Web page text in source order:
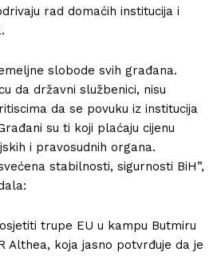
rad domaćih institucija i
slobode svih građana.
da državni službenici, nisu
da se povuku iz institucija
su ti koji plaćaju cijenu
i pravosudnih organa.
stabilnosti, sigurnosti BiH”,
trupe EU u kampu Butmiru
Althea, koja jasno potvrđuje da je